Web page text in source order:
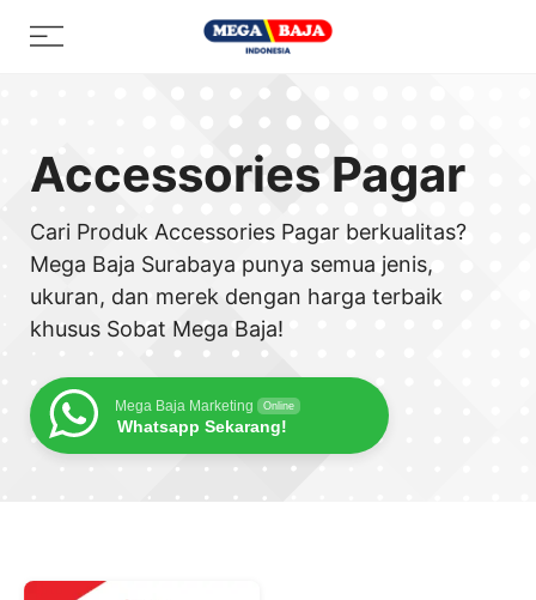
Menu
Accessories Pagar
Cari Produk Accessories Pagar berkualitas?
Mega Baja Surabaya punya semua jenis,
ukuran, dan merek dengan harga terbaik
khusus Sobat Mega Baja!
Mega Baja Marketing Online
Whatsapp Sekarang!